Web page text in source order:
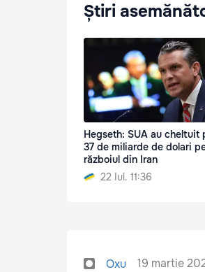
Știri
Hegseth: SUA au cheltuit
37 de miliarde de dolari
războiul din Iran
22 Iul. 11:36
Oxu 19 martie